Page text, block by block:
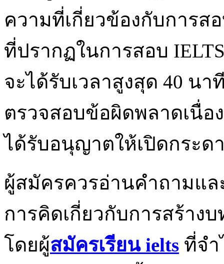
ความที่เกี่ยวข้องกับการส
ที่ปรากฏในการสอบ
จะได้รับเวลาสูงสุด 40 น
ตรวจสอบข้อผิดพลาดเนื่อ
ได้รับอนุญาตให้เปิดกระด
ผู้สมัครควรอ่านคำถามแล
การคิดเกี่ยวกับการสร้าง
โดยผู้สมัครเรียน ielts ที่จ